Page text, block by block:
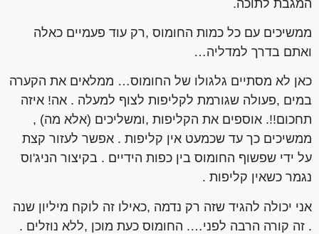
המגבת לתוכה.
ממשיכים עם כל כמות החומוס ,רק עוד פעמיים כאלה
ואתם בדרך למדליה…
כאן לא מסתיים גלגולו של החומוס… ממלאים את הקערה
במים ,פעולה שגורמת לקליפות לצוף למעלה . אה! איזה
תחכום!!. אוספים את הקליפות ,ומשליכים (אלא מה) ,
ממשיכים כך עד שכמעט אין קליפות . אפשר לעזור קצת
על ידי שפשוף החומוס בין כפות הידיים . בקיצור הניג'וס
נגמר כשאין קליפות .
אני יכולה להגיד שזה רק נדמה ,כאילו זה לוקח מיליון שנה
. זה קורה הרבה לפני…. החומוס כעת מוכן ,ללא נוזלים .